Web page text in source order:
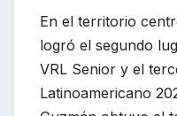
En el territorio
logró el segundo
VRL Senior y el
Latinoamericano